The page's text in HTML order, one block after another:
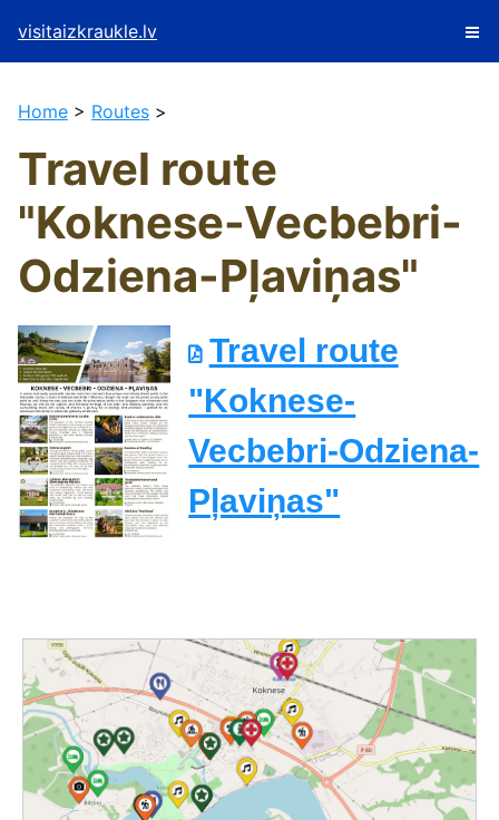
visitaizkraukle.lv
Home > Routes >
Travel route
"Koknese-Vecbebri-
Odziena-Pļaviņas"
Travel route
"Koknese-
Vecbebri-Odziena-
Pļaviņas"